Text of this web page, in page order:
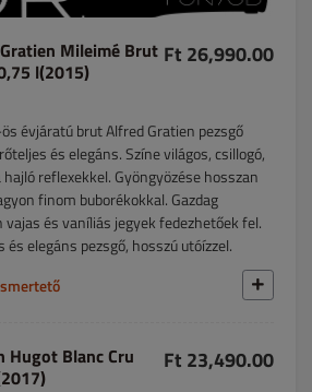
Mileimé Brut
l(2015)
Ft 26,990.00
évjáratú brut Alfred Gratien pezsgő
és elegáns. Színe világos, csillogó,
reflexekkel. Gyöngyözése hosszan
finom buborékokkal. Gazdag
vajas és vaníliás jegyek fedezhetőek fel.
és elegáns pezsgő, hosszú utóízzel.
Hugot Blanc Cru
Ft 23,490.00